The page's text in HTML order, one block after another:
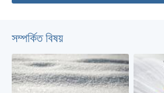
সম্পর্কিত বিষয়